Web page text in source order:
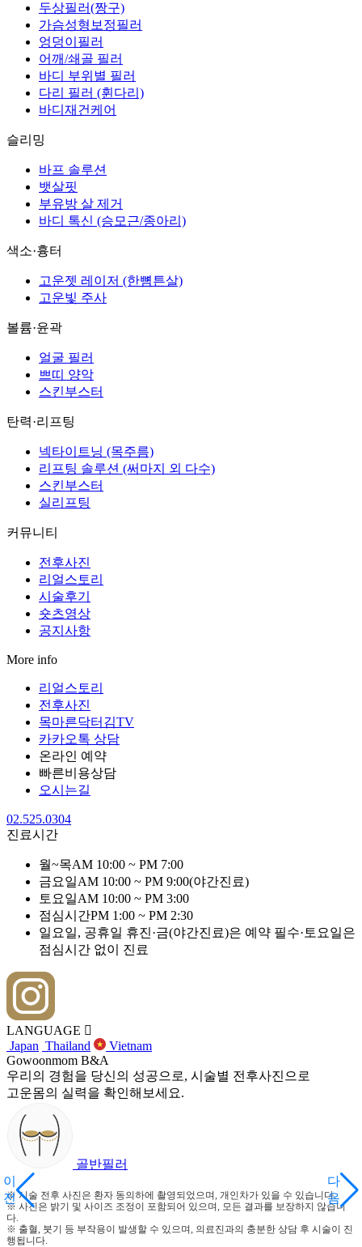
두상필러(짱구)
가슴성형보정필러
엉덩이필러
어깨/쇄골 필러
바디 부위별 필러
다리 필러 (휜다리)
바디재건케어
슬리밍
바프 솔루션
뱃살핏
부유방 살 제거
바디 톡신 (승모근/종아리)
색소·흉터
고운젯 레이저 (한뼘튼살)
고운빛 주사
볼륨·윤곽
얼굴 필러
쁘띠 양악
스킨부스터
탄력·리프팅
넥타이트닝 (목주름)
리프팅 솔루션 (써마지 외 다수)
스킨부스터
실리프팅
커뮤니티
전후사진
리얼스토리
시술후기
숏츠영상
공지사항
More info
리얼스토리
전후사진
목마른닥터김TV
카카오톡 상담
온라인 예약
빠른비용상담
오시는길
02.525.0304
진료시간
월~목AM 10:00 ~ PM 7:00
금요일AM 10:00 ~ PM 9:00(야간진료)
토요일AM 10:00 ~ PM 3:00
점심시간PM 1:00 ~ PM 2:30
일요일, 공휴일 휴진·금(야간진료)은 예약 필수·토요일은
점심시간 없이 진료
LANGUAGE
Japan Thailand
Vietnam
Gowoonmom B&A
우리의 경험을 당신의 성공으로, 시술별 전후사진으로
고운몸의 실력을 확인해보세요.
골반필러
※ 시술 전후 사진은 환자 동의하에 촬영되었으며, 개인차가 있을 수 있습니다.
※ 사진은 밝기 및 사이즈 조정이 포함되어 있으며, 모든 결과를 보장하지 않습니
다.
※ 출혈, 붓기 등 부작용이 발생할 수 있으며, 의료진과의 충분한 상담 후 시술이 진
행됩니다.
이
전
다
음